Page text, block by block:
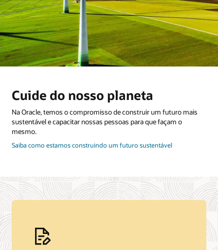
Cuide do nosso planeta
Na Oracle, temos o compromisso de construir um futuro mais
sustentável e capacitar nossas pessoas para que façam o
mesmo.
Saiba como estamos construindo um futuro sustentávelsobre
nosso